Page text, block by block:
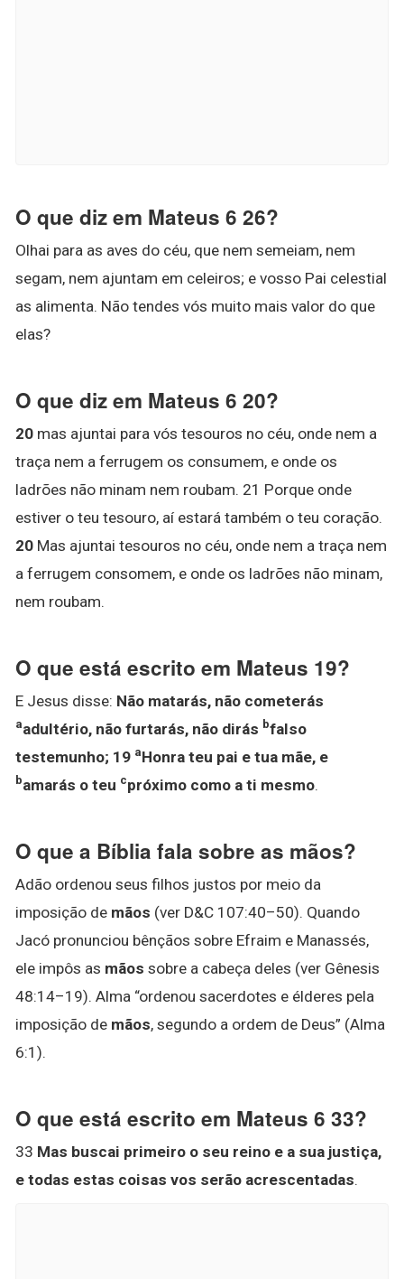
O que diz em Mateus 6 26?
Olhai para as aves do céu, que nem semeiam, nem
segam, nem ajuntam em celeiros; e vosso Pai celestial
as alimenta. Não tendes vós muito mais valor do que
elas?
O que diz em Mateus 6 20?
20 mas ajuntai para vós tesouros no céu, onde nem a
traça nem a ferrugem os consumem, e onde os
ladrões não minam nem roubam. 21 Porque onde
estiver o teu tesouro, aí estará também o teu coração.
20 Mas ajuntai tesouros no céu, onde nem a traça nem
a ferrugem consomem, e onde os ladrões não minam,
nem roubam.
O que está escrito em Mateus 19?
E Jesus disse: Não matarás, não cometerás
aadultério, não furtarás, não dirás bfalso
testemunho; 19 aHonra teu pai e tua mãe, e
bamarás o teu cpróximo como a ti mesmo.
O que a Bíblia fala sobre as mãos?
Adão ordenou seus filhos justos por meio da
imposição de mãos (ver D&C 107:40–50). Quando
Jacó pronunciou bênçãos sobre Efraim e Manassés,
ele impôs as mãos sobre a cabeça deles (ver Gênesis
48:14–19). Alma “ordenou sacerdotes e élderes pela
imposição de mãos, segundo a ordem de Deus” (Alma
6:1).
O que está escrito em Mateus 6 33?
33 Mas buscai primeiro o seu reino e a sua justiça,
e todas estas coisas vos serão acrescentadas.